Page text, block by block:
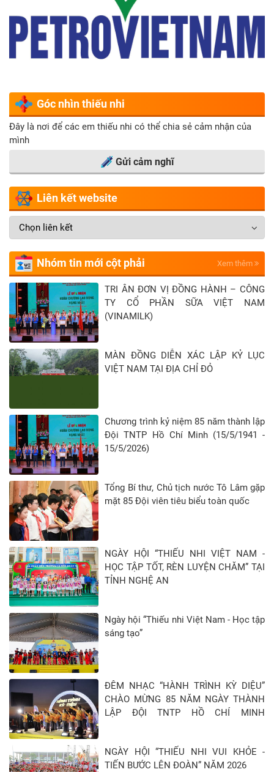
Góc nhìn thiếu nhi
Đây là nơi để các em thiếu nhi có thể chia sẻ cảm nhận của
mình
Gửi cảm nghĩ
Liên kết website
Nhóm tin mới cột phải Xem thêm
TRI ÂN ĐƠN VỊ ĐỒNG HÀNH – CÔNG
TY CỔ PHẦN SỮA VIỆT NAM
(VINAMILK)
MÀN ĐỒNG DIỄN XÁC LẬP KỶ LỤC
VIỆT NAM TẠI ĐỊA CHỈ ĐỎ
Chương trình kỷ niệm 85 năm thành lập
Đội TNTP Hồ Chí Minh (15/5/1941 -
15/5/2026)
Tổng Bí thư, Chủ tịch nước Tô Lâm gặp
mặt 85 Đội viên tiêu biểu toàn quốc
NGÀY HỘI “THIẾU NHI VIỆT NAM -
HỌC TẬP TỐT, RÈN LUYỆN CHĂM” TẠI
TỈNH NGHỆ AN
Ngày hội “Thiếu nhi Việt Nam - Học tập
sáng tạo”
ĐÊM NHẠC “HÀNH TRÌNH KỲ DIỆU”
CHÀO MỪNG 85 NĂM NGÀY THÀNH
LẬP ĐỘI TNTP HỒ CHÍ MINH
NGÀY HỘI “THIẾU NHI VUI KHỎE -
TIẾN BƯỚC LÊN ĐOÀN” NĂM 2026